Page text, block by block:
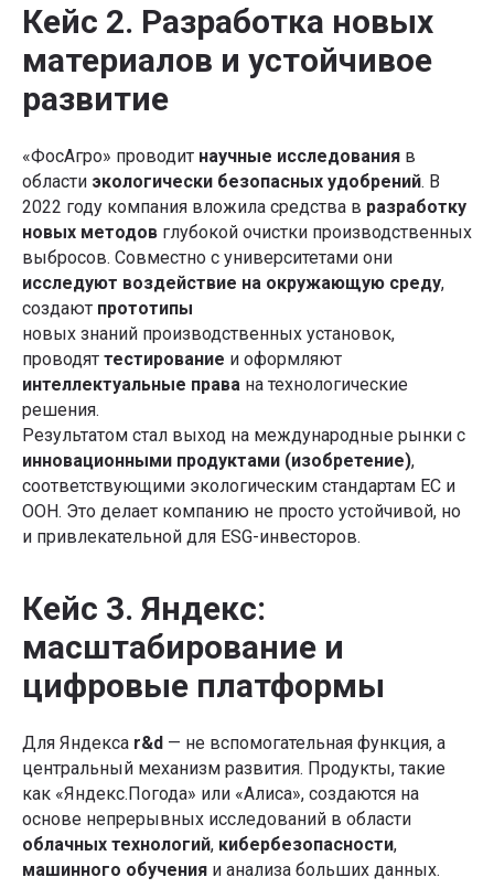
Кейс 2. Разработка новых
материалов и устойчивое
развитие
«ФосАгро» проводит научные исследования в
области экологически безопасных удобрений. В
2022 году компания вложила средства в разработку
новых методов глубокой очистки производственных
выбросов. Совместно с университетами они
исследуют воздействие на окружающую среду,
создают прототипы
новых знаний производственных установок,
проводят тестирование и оформляют
интеллектуальные права на технологические
решения.
Результатом стал выход на международные рынки с
инновационными продуктами (изобретение),
соответствующими экологическим стандартам ЕС и
ООН. Это делает компанию не просто устойчивой, но
и привлекательной для ESG-инвесторов.
Кейс 3. Яндекс:
масштабирование и
цифровые платформы
Для Яндекса r&d — не вспомогательная функция, а
центральный механизм развития. Продукты, такие
как «Яндекс.Погода» или «Алиса», создаются на
основе непрерывных исследований в области
облачных технологий, кибербезопасности,
машинного обучения и анализа больших данных.